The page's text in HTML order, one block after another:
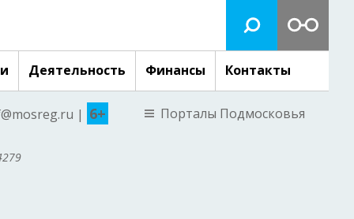
Деятельность Финансы Контакты
| 6+ Порталы Подмосковья